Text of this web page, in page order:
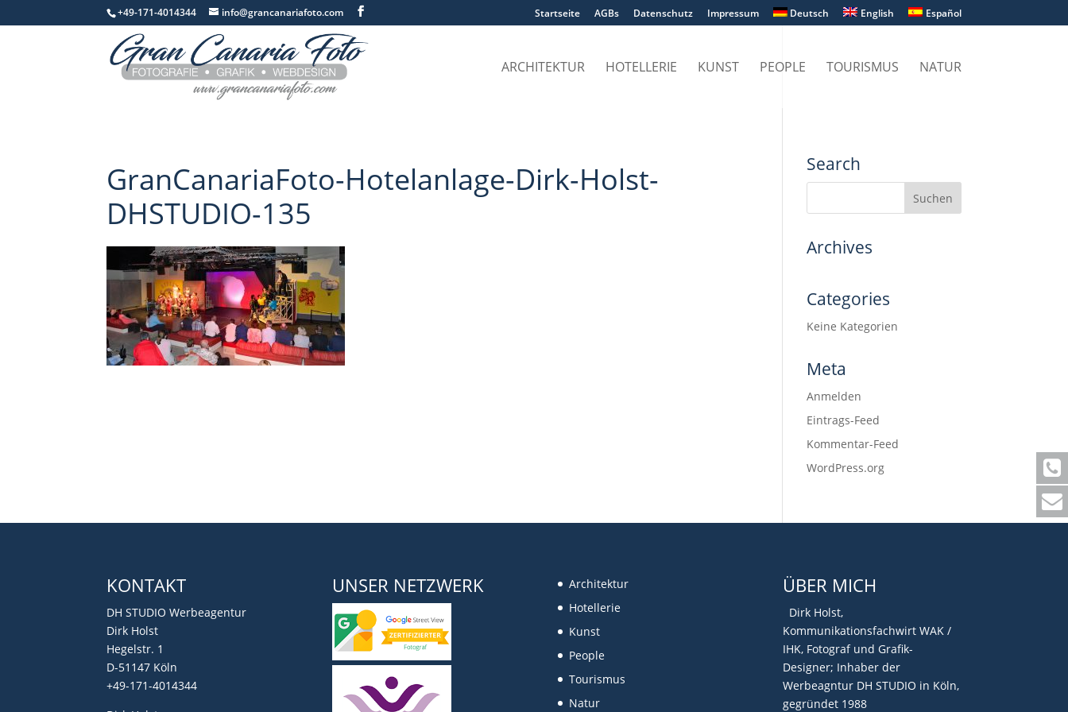
+49-171-4014344 info@grancanariafoto.com Startseite AGBs Datenschutz Impressum Deutsch English Español
ARCHITEKTUR HOTELLERIE KUNST PEOPLE TOURISMUS NATUR
GranCanariaFoto-Hotelanlage-Dirk-Holst-
DHSTUDIO-135
Search
Archives
Categories
Keine Kategorien
Meta
Anmelden
Eintrags-Feed
Kommentar-Feed
WordPress.org
KONTAKT
DH STUDIO Werbeagentur
Dirk Holst
Hegelstr. 1
D-51147 Köln
+49-171-4014344
UNSER NETZWERK
Architektur
Hotellerie
Kunst
People
Tourismus
Natur
ÜBER MICH
Dirk Holst,
Kommunikationsfachwirt WAK /
IHK, Fotograf und Grafik-
Designer; Inhaber der
Werbeagntur DH STUDIO in Köln,
gegründet 1988